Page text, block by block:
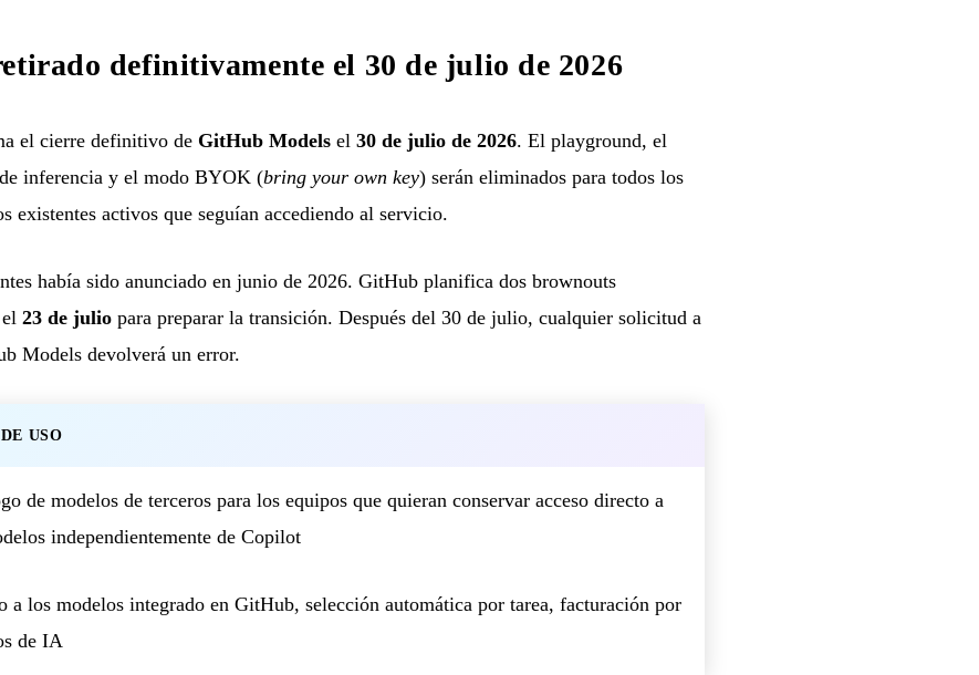
definitivamente el 30 de julio de 2026
el cierre definitivo de GitHub Models el 30 de julio de 2026. El playground, el
inferencia y el modo BYOK (bring your own key) serán eliminados para todos los
existentes activos que seguían accediendo al servicio.
había sido anunciado en junio de 2026. GitHub planifica dos brownouts
23 de julio para preparar la transición. Después del 30 de julio, cualquier solicitud a
Models devolverá un error.
USO
de modelos de terceros para los equipos que quieran conservar acceso directo a
independientemente de Copilot
a los modelos integrado en GitHub, selección automática por tarea, facturación por
de IA